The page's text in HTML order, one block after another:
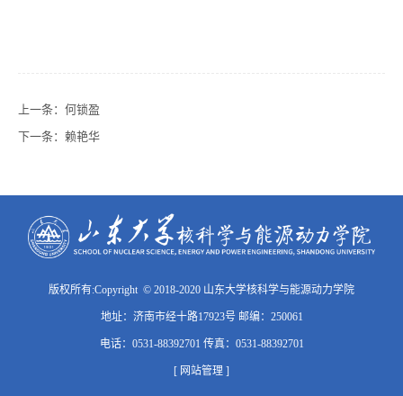
上一条： 何锁盈
下一条： 赖艳华
版权所有:Copyright © 2018-2020 山东大学核科学与能源动力学院
地址：济南市经十路17923号 邮编：250061
电话：0531-88392701 传真：0531-88392701
[ 网站管理 ]